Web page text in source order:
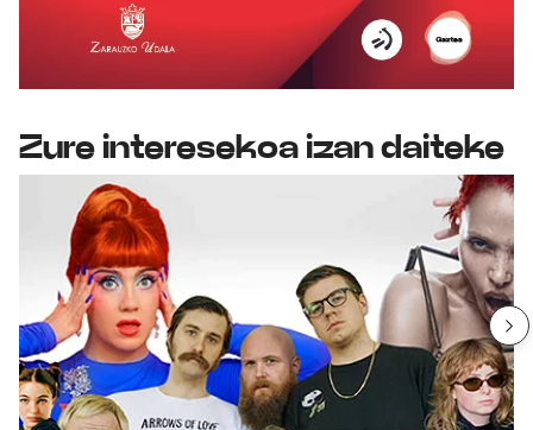
Zure interesekoa izan daiteke